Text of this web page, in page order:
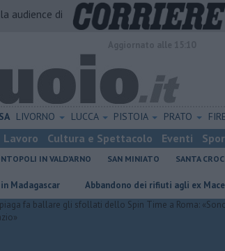
audience di
LIVORNO LUCCA PISTOIA PRATO
Lavoro Cultura e Spettacolo Eventi
IN VALD'ARNO SAN MINIATO SANTA
Abbandono dei rifiuti agli ex Macelli